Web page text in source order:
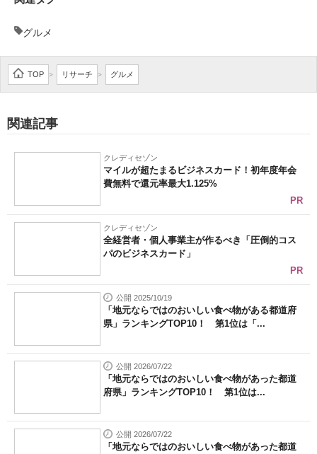
グルメ
TOP > リサーチ > グルメ
関連記事
クレディセゾン
マイルが超たまるビジネスカード！初年度年会
費無料で還元率最大1.125%
PR
クレディセゾン
全経営者・個人事業主が作るべき「圧倒的コス
パのビジネスカード」
PR
公開 2025/10/19
「地元ならではのおいしい食べ物がある都道府
県」ランキングTOP10！ 第1位は「...
公開 2026/07/22
「地元ならではのおいしい食べ物があった都道
府県」ランキングTOP10！ 第1位は...
公開 2026/07/22
「地元ならではのおいしい食べ物があった都道